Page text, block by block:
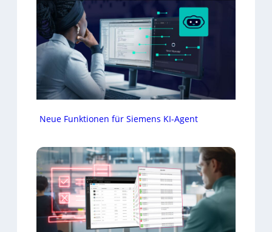
Neue Funktionen für Siemens KI-Agent